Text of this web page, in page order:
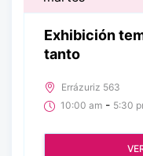
Exhibición
tanto
Errázuriz 563
10:00 am - 5:30